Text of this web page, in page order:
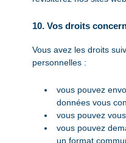
10. Vos droits
Vous avez les droits
personnelles :
vous pouvez
données vous
vous pouvez
vous pouvez
un format